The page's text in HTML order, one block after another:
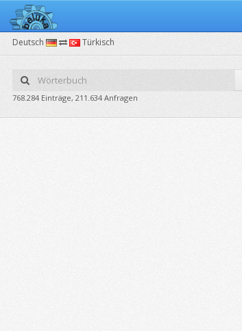
Deutsch Türkisch
768.284 Einträge, 211.634 Anfragen